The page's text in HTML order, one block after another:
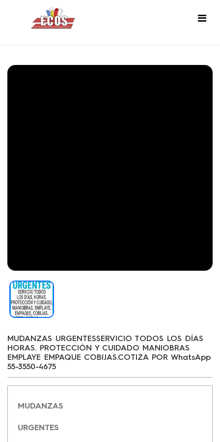
MUDANZAS URGENTESSERVICIO TODOS LOS DÍAS
HORAS. PROTECCIÓN Y CUIDADO MANIOBRAS
EMPLAYE EMPAQUE COBIJAS.COTIZA POR WhatsApp
55-3550-4675
MUDANZAS
URGENTES